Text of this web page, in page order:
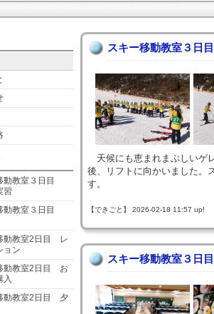
動教室３日目
習
動教室３日目
動教室2日目 レ
ョン
動教室2日目 お
入
動教室2日目 夕
スキー移動教室３日
天候にも恵まれまぶしいゲ
後、リフトに向かいました。
す。
【できごと】 2026-02-18 11:57 up!
スキー移動教室３日